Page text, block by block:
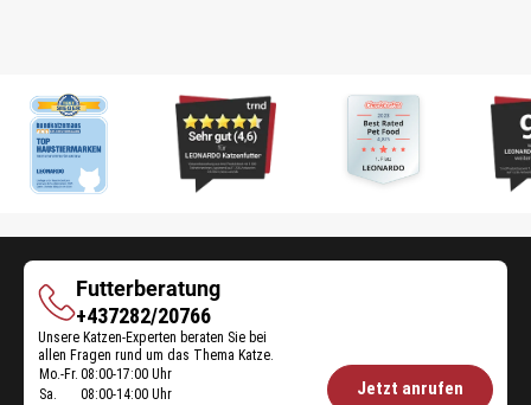
Futterberatung
Futterberatung
+437282/20766
Unsere Katzen-Experten beraten Sie bei
allen Fragen rund um das Thema Katze.
Öffnungszeiten
Mo.-Fr. 08:00-17:00 Uhr
Sa.
08:00-14:00 Uhr Jetzt anrufen